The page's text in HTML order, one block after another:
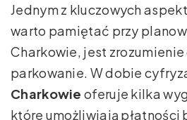
Jednym z kluczowych
warto pamiętać przy
Charkowie, jest
parkowanie. W dobie
Charkowie oferuje kilka
które umożliwiają płatności